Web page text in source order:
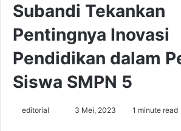
Subandi Tekankan
Pentingnya Inovasi
Pendidikan dalam
Siswa SMPN 5
editorial 3 Mei, 2023 1 minute read